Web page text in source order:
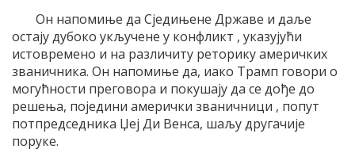
Он напомиње да Сједињене Државе и даље
остају дубоко укључене у конфликт , указујући
истовремено и на различиту реторику америчких
званичника. Он напомиње да, иако Трамп говори о
могућности преговора и покушају да се дође до
решења, поједини амерички званичници , попут
потпредседника Џеј Ди Венса, шаљу другачије
поруке.